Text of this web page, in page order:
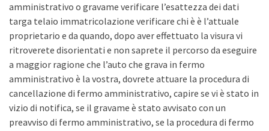
amministrativo o gravame verificare l’esattezza dei dati
targa telaio immatricolazione verificare chi è è l’attuale
proprietario e da quando, dopo aver effettuato la visura vi
ritroverete disorientati e non saprete il percorso da eseguire
a maggior ragione che l’auto che grava in fermo
amministrativo è la vostra, dovrete attuare la procedura di
cancellazione di fermo amministrativo, capire se vi è stato in
vizio di notifica, se il gravame è stato avvisato con un
preavviso di fermo amministrativo, se la procedura di fermo